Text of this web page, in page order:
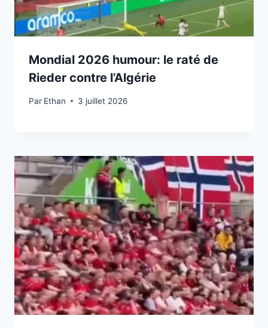
Mondial 2026 humour: le raté de
Rieder contre l’Algérie
Par Ethan
3 juillet 2026 3 juillet 2026